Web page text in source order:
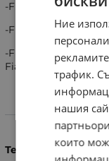
-Fiat Bravo-предни
-Fiat Croma
-Fiat Stilo 3D
Fiat Stilo
Тегло (кг.)
Ние
трафик.
нашия
които